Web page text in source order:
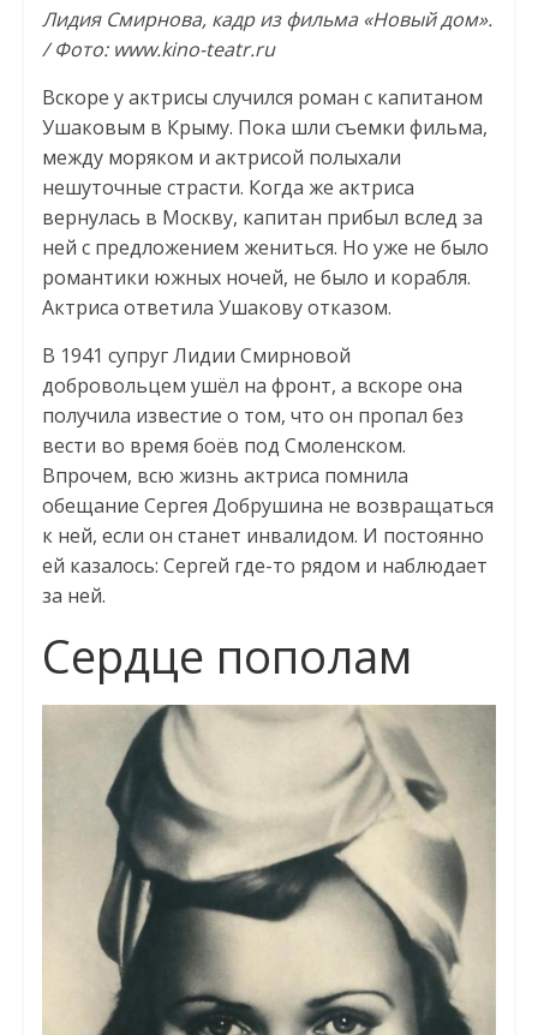
Лидия Смирнова, кадр из фильма «Новый дом».
/ Фото: www.kino-teatr.ru
Вскоре у актрисы случился роман с капитаном
Ушаковым в Крыму. Пока шли съемки фильма,
между моряком и актрисой полыхали
нешуточные страсти. Когда же актриса
вернулась в Москву, капитан прибыл вслед за
ней с предложением жениться. Но уже не было
романтики южных ночей, не было и корабля.
Актриса ответила Ушакову отказом.
В 1941 супруг Лидии Смирновой
добровольцем ушёл на фронт, а вскоре она
получила известие о том, что он пропал без
вести во время боёв под Смоленском.
Впрочем, всю жизнь актриса помнила
обещание Сергея Добрушина не возвращаться
к ней, если он станет инвалидом. И постоянно
ей казалось: Сергей где-то рядом и наблюдает
за ней.
Сердце пополам